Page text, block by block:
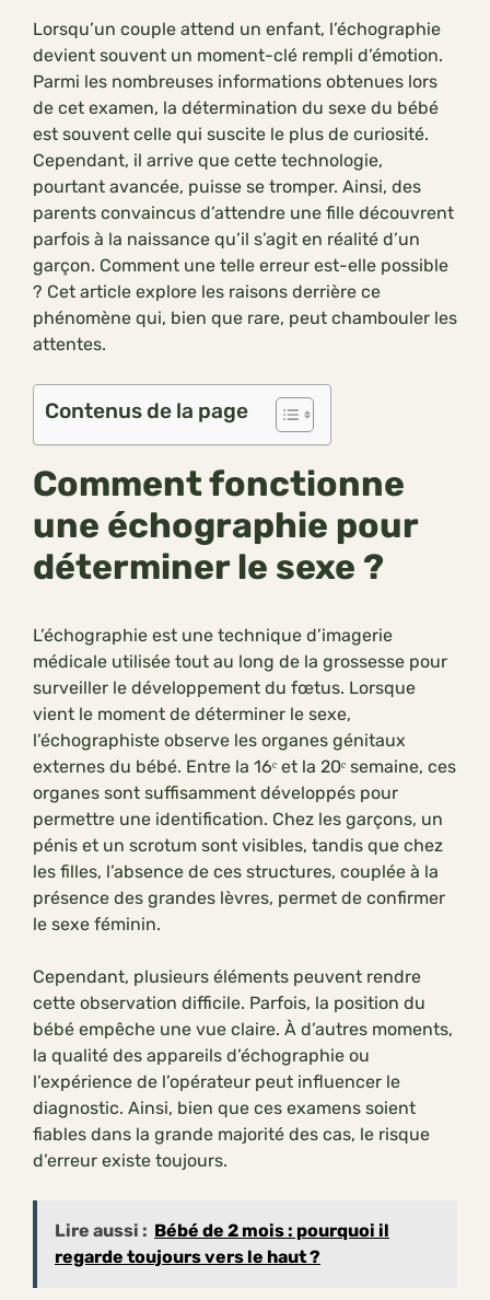
Lorsqu’un couple attend un enfant, l’échographie
devient souvent un moment-clé rempli d’émotion.
Parmi les nombreuses informations obtenues lors
de cet examen, la détermination du sexe du bébé
est souvent celle qui suscite le plus de curiosité.
Cependant, il arrive que cette technologie,
pourtant avancée, puisse se tromper. Ainsi, des
parents convaincus d’attendre une fille découvrent
parfois à la naissance qu’il s’agit en réalité d’un
garçon. Comment une telle erreur est-elle possible
? Cet article explore les raisons derrière ce
phénomène qui, bien que rare, peut chambouler les
attentes.
Contenus de la page
Comment fonctionne
une échographie pour
déterminer le sexe ?
L’échographie est une technique d’imagerie
médicale utilisée tout au long de la grossesse pour
surveiller le développement du fœtus. Lorsque
vient le moment de déterminer le sexe,
l’échographiste observe les organes génitaux
externes du bébé. Entre la 16ᵉ et la 20ᵉ semaine, ces
organes sont suffisamment développés pour
permettre une identification. Chez les garçons, un
pénis et un scrotum sont visibles, tandis que chez
les filles, l’absence de ces structures, couplée à la
présence des grandes lèvres, permet de confirmer
le sexe féminin.
Cependant, plusieurs éléments peuvent rendre
cette observation difficile. Parfois, la position du
bébé empêche une vue claire. À d’autres moments,
la qualité des appareils d’échographie ou
l’expérience de l’opérateur peut influencer le
diagnostic. Ainsi, bien que ces examens soient
fiables dans la grande majorité des cas, le risque
d’erreur existe toujours.
Lire aussi : Bébé de 2 mois : pourquoi il
regarde toujours vers le haut ?